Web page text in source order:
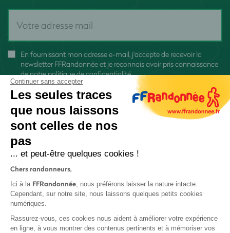
En fournissant mon adresse e-mail, j'accepte de recevoir la
newsletter FFRandonnée et je reconnais avoir pris connaissance
denotre politique de confidentialité
Protection des données
Continuer sans accepter
Les seules traces
que nous laissons
sont celles de nos
pas
... et peut-être quelques cookies !
Chers randonneurs,
Ici à la FFRandonnée, nous préférons laisser la nature intacte.
Cependant, sur notre site, nous laissons quelques petits cookies
numériques.
Rassurez-vous, ces cookies nous aident à améliorer votre expérience
en ligne, à vous montrer des contenus pertinents et à mémoriser vos